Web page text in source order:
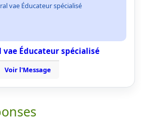
vae Éducateur spécialisé
vae Éducateur spécialisé
Voir l'Message